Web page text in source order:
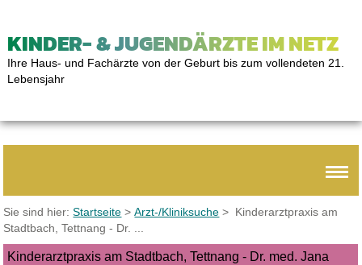
KINDER- & JUGENDÄRZTE IM NETZ
Ihre Haus- und Fachärzte von der Geburt bis zum vollendeten 21.
Lebensjahr
Sie sind hier:Startseite >Arzt-/Kliniksuche > Kinderarztpraxis am
Stadtbach, Tettnang - Dr. ...
Kinderarztpraxis am Stadtbach, Tettnang - Dr. med. Jana